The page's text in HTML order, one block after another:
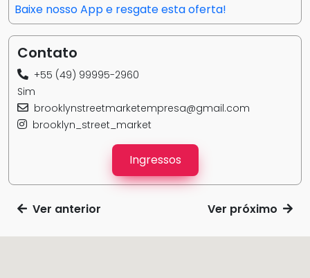
Baixe nosso App e resgate esta oferta!
Contato
+55 (49) 99995-2960
Sim
brooklynstreetmarketempresa@gmail.com
brooklyn_street_market
Ingressos
Ver anterior Ver próximo